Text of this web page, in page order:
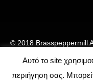
© 2018 Brasspeppermill
Αυτό το site
περιήγηση σας.